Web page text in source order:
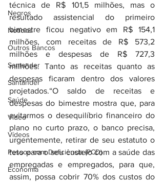
Negros
Notícias
Outros Bancos
Santander
Santander
Saúde
Vídeo
Vídeos
Pessoa com Deficiência (PCD)
Economia
técnica de R$ 101,5 milhões, mas o
resultado assistencial do primeiro
bimestre ficou negativo em R$ 154,1
milhões, com receitas de R$ 573,2
milhões e despesas de R$ 727,3
milhões. Tanto as receitas quanto as
despesas ficaram dentro dos valores
projetados.“O saldo de receitas e
despesas do bimestre mostra que, para
evitarmos o desequilíbrio financeiro do
plano no curto prazo, o banco precisa,
urgentemente, retirar de seu estatuto o
teto para o seu custeio com a saúde das
empregadas e empregados, para que,
assim, possa cobrir 70% dos custos do